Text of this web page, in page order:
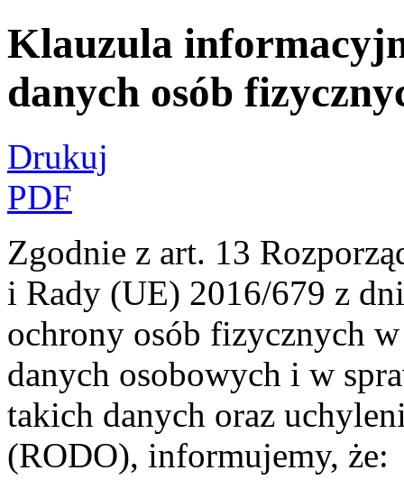
Klauzula
danych osób
Drukuj
PDF
Zgodnie z art. 13
i Rady (UE) 2016/679 z
ochrony osób fizycznych
danych osobowych i w
takich danych oraz
(RODO), informujemy, że: